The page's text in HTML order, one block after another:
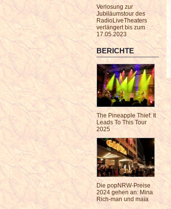
Verlosung zur
Jubiläumstour des
RadioLiveTheaters
verlängert bis zum
17.05.2023
BERICHTE
The Pineapple Thief: It
Leads To This Tour
2025
Die popNRW-Preise
2024 gehen an: Mina
Rich-man und maïa